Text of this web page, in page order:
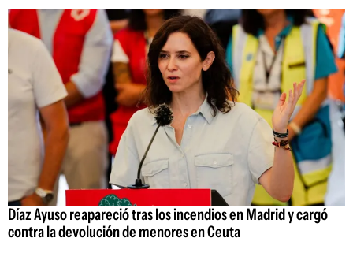
Díaz Ayuso reapareció tras los incendios en Madrid y cargó
contra la devolución de menores en Ceuta